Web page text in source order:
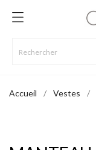
Accueil Vestes